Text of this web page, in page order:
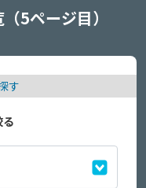
5ページ目）
す